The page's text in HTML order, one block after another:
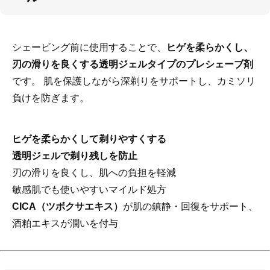
シェービング前に使用することで、
ヒゲを柔らかくし、
刃の滑りを良くする透明ジェルタイプのプレシェーブ剤
です。 肌を保護しながら深剃りをサポートし、カミソリ
負けを防ぎます。
ヒゲを柔らかくして剃りやすくする
透明ジェルで剃り残しを防止
刃の滑りを良くし、肌への負担を軽減
敏感肌でも使いやすいマイルド処方
CICA（ツボクサエキス） が肌の鎮静・回復をサポート、
酒粕エキスが潤いを付与